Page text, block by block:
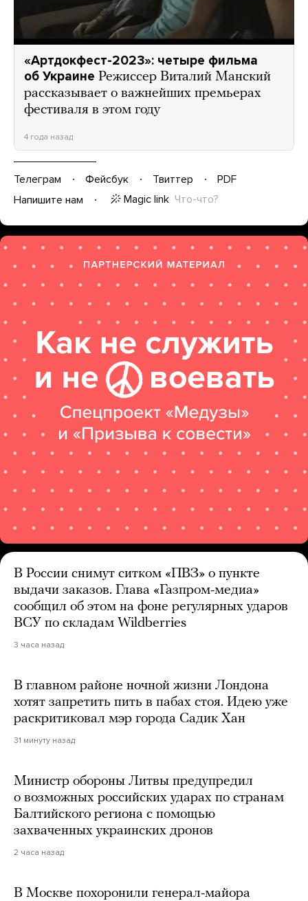
«Артдокфест-2023»: четыре фильма
об Украине Режиссер Виталий Манский
рассказывает о важнейших премьерах
фестиваля в этом году
4 года назад
Телеграм Фейсбук Твиттер
PDF
Напишите нам
Magic link Что-что?
В России снимут ситком «ПВЗ» о пункте
выдачи заказов. Глава «Газпром-медиа»
сообщил об этом на фоне регулярных ударов
ВСУ по складам Wildberries
3 часа назад
В главном районе ночной жизни Лондона
хотят запретить пить в пабах стоя. Идею уже
раскритиковал мэр города Садик Хан
31 минуту назад
Министр обороны Литвы предупредил
о возможных российских ударах по странам
Балтийского региона с помощью
захваченных украинских дронов
2 часа назад
В Москве похоронили генерал-майора